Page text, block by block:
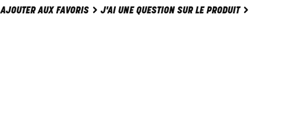
AJOUTER AUX FAVORIS J'AI UNE QUESTION SUR LE PRODUIT